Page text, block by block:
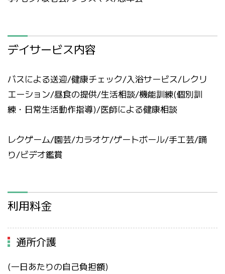
デイサービス内容
バスによる送迎/健康チェック/入浴サービス/レクリ
エーション/昼食の提供/生活相談/機能訓練(個別訓
練・日常生活動作指導)/医師による健康相談
レクゲーム/園芸/カラオケ/ゲートボール/手工芸/踊
り/ビデオ鑑賞
利用料金
通所介護
(一日あたりの自己負担額)